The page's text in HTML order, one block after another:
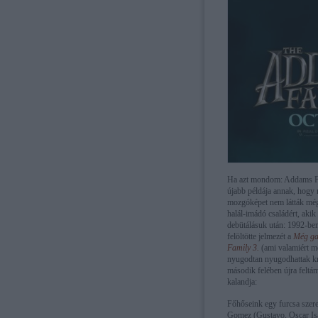
Ha azt mondom: Addams
újabb példája annak,
mozgóképet nem látták
halál-imádó családért,
debütálásuk után: 1992-
felöltötte jelmezét a Még
Family 3. (ami valamiért
nyugodtan nyugodhattak
második felében újra
kalandja:
Főhőseink egy furcsa
Gomez (Gustavo, Oscar